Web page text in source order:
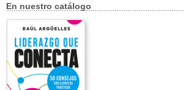
En nuestro catálogo